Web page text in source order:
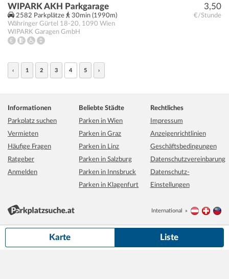
3,50
€/Stunde
WIPARK AKH Parkgarage
2582 Parkplätze
30min (1990m)
Währinger Gürtel 18-20, 1090 Wien
WIPARK Garagen GmbH
‹ 1 2 3 4 5 ›
Informationen
Parkplatz suchen
Vermieten
Häufige Fragen
Ratgeber
Anmelden
Beliebte Städte
Parken in Wien
Parken in Graz
Parken in Linz
Parken in Salzburg
Parken in Innsbruck
Parken in Klagenfurt
Rechtliches
Impressum
Anzeigenrichtlinien
Geschäftsbedingungen
Datenschutzvereinbarung
Datenschutz-
Einstellungen
International Österreich
Karte Liste